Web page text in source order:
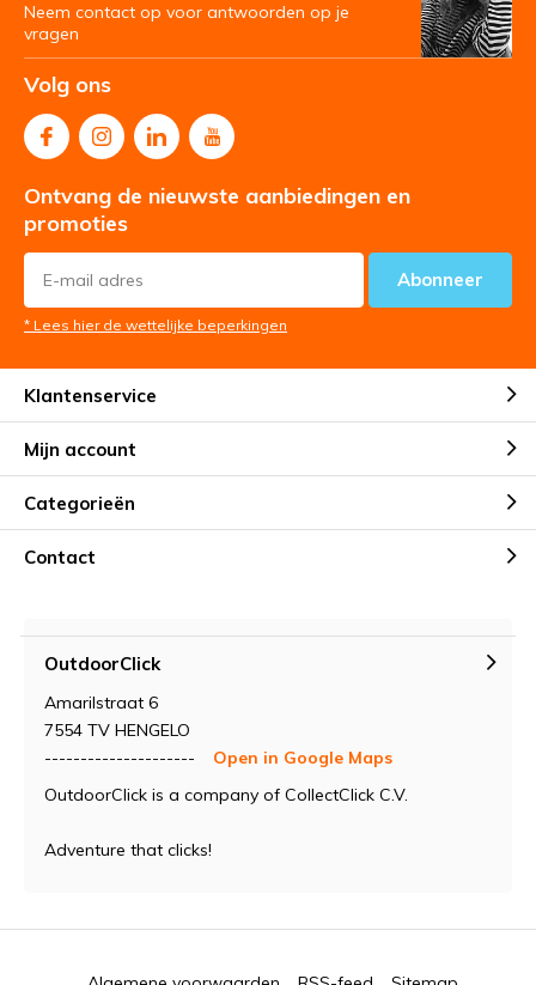
Neem contact op voor antwoorden op je
vragen
Volg ons
Ontvang de nieuwste aanbiedingen en
promoties
Abonneer
* Lees hier de wettelijke beperkingen
Klantenservice
Mijn account
Categorieën
Contact
OutdoorClick
Amarilstraat 6
7554 TV HENGELO
---------------------
Open in Google Maps
OutdoorClick is a company of CollectClick C.V.
Adventure that clicks!